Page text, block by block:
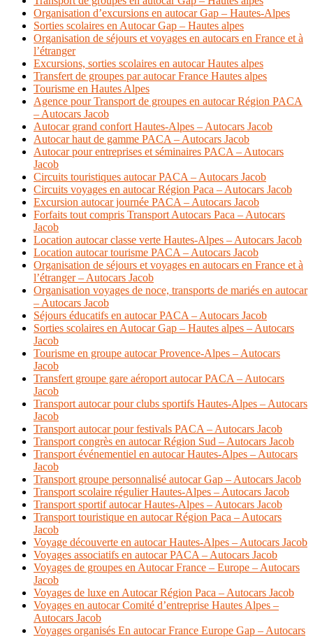
Organisation d’excursions en autocar Gap – Hautes-Alpes
Sorties scolaires en Autocar Gap – Hautes alpes
Organisation de séjours et voyages en autocars en France et à
l’étranger
Excursions, sorties scolaires en autocar Hautes alpes
Transfert de groupes par autocar France Hautes alpes
Tourisme en Hautes Alpes
Agence pour Transport de groupes en autocar Région PACA
– Autocars Jacob
Autocar grand confort Hautes-Alpes – Autocars Jacob
Autocar haut de gamme PACA – Autocars Jacob
Autocar pour entreprises et séminaires PACA – Autocars
Jacob
Circuits touristiques autocar PACA – Autocars Jacob
Circuits voyages en autocar Région Paca – Autocars Jacob
Excursion autocar journée PACA – Autocars Jacob
Forfaits tout compris Transport Autocars Paca – Autocars
Jacob
Location autocar classe verte Hautes-Alpes – Autocars Jacob
Location autocar tourisme PACA – Autocars Jacob
Organisation de séjours et voyages en autocars en France et à
l’étranger – Autocars Jacob
Organisation voyages de noce, transports de mariés en autocar
– Autocars Jacob
Séjours éducatifs en autocar PACA – Autocars Jacob
Sorties scolaires en Autocar Gap – Hautes alpes – Autocars
Jacob
Tourisme en groupe autocar Provence-Alpes – Autocars
Jacob
Transfert groupe gare aéroport autocar PACA – Autocars
Jacob
Transport autocar pour clubs sportifs Hautes-Alpes – Autocars
Jacob
Transport autocar pour festivals PACA – Autocars Jacob
Transport congrès en autocar Région Sud – Autocars Jacob
Transport événementiel en autocar Hautes-Alpes – Autocars
Jacob
Transport groupe personnalisé autocar Gap – Autocars Jacob
Transport scolaire régulier Hautes-Alpes – Autocars Jacob
Transport sportif autocar Hautes-Alpes – Autocars Jacob
Transport touristique en autocar Région Paca – Autocars
Jacob
Voyage découverte en autocar Hautes-Alpes – Autocars Jacob
Voyages associatifs en autocar PACA – Autocars Jacob
Voyages de groupes en Autocar France – Europe – Autocars
Jacob
Voyages de luxe en Autocar Région Paca – Autocars Jacob
Voyages en autocar Comité d’entreprise Hautes Alpes –
Autocars Jacob
Voyages organisés En autocar France Europe Gap – Autocars